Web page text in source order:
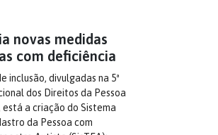
novas medidas
com deficiência
inclusão, divulgadas na 5ª
dos Direitos da Pessoa
a criação do Sistema
da Pessoa com